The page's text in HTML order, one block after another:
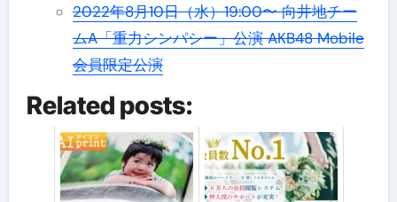
2022年8月10日（水）19:00〜 向井地チー
ムA「重力シンパシー」公演 AKB48 Mobile
会員限定公演
Related posts: